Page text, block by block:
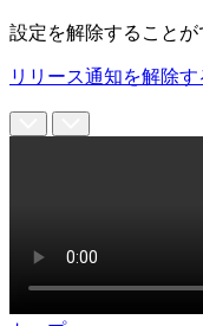
設定を解除することが
リリース通知を解除す